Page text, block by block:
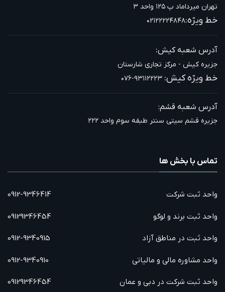
تهران میرداماد پ ۱۲۵ واحد ۳
خط ویژه:۰۲۱۲۲۲۲۴۸۴۸
آدرس شعبه کیش:
جزیره کیش - مرکز تجاری شارستان
خط ویژه کیش: ۰۷۶-۹۳۱۱۲۲۲۳
آدرس شعبه قشم:
جزیره قشم سیتی سنتر طبقه سوم واحد ۲۲۲
تماس با بخش ها
واحد ثبت شرکت
واحد ثبت برند و لوگو
واحد ثبت در مناطق آزاد
واحد مشاوره مالی و مالیاتی
واحد ثبت شرکت در دبی و عمان
0912-9346414
09129346454
0912-9340915
0912-9340910
09129346454